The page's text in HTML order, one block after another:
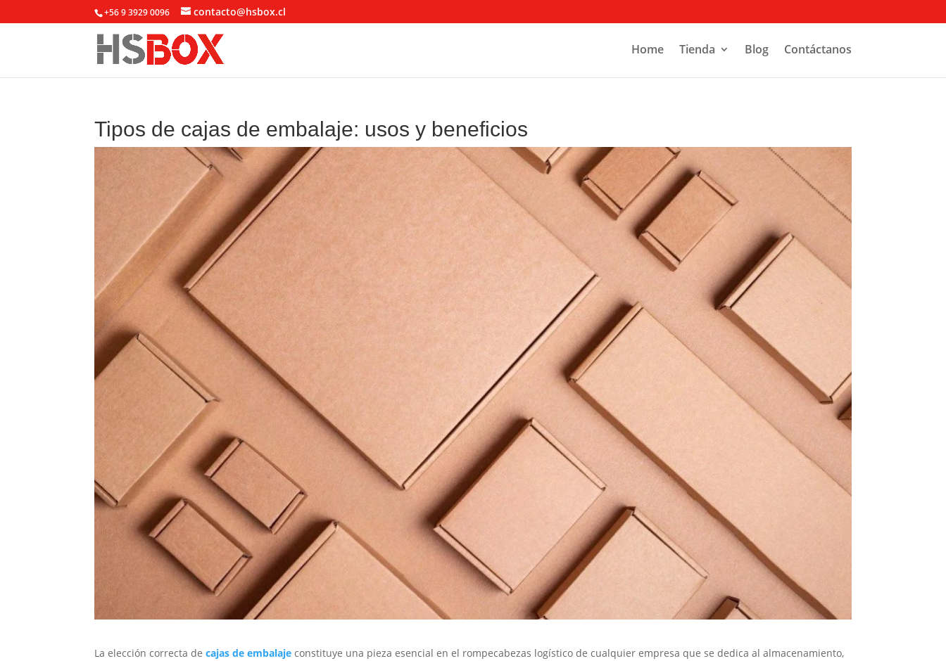
+56 9 3929 0096 contacto@hsbox.cl
Home Tienda Blog Contáctanos
Tipos de cajas de embalaje: usos y beneficios
La elección correcta de cajas de embalaje constituye una pieza esencial en el rompecabezas logístico de cualquier empresa que se dedica al almacenamiento,